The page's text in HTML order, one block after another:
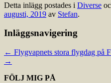
Detta inlägg postades i Diverse
augusti, 2019 av Stefan.
Inläggsnavigering
← Flygvapnets stora flygdag på
→
FÖLJ MIG PÅ